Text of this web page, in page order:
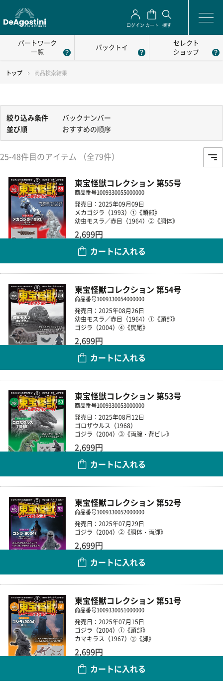
ログイン カート 探す
パートワーク
一覧
パックトイ
セレクト
ショップ
トップ 商品検索結果
絞り込み条件
バックナンバー
並び順
おすすめの順序
25-48件目のアイテム （全79件）
東宝怪獣コレクション 第55号
商品番号1009330055000000
発売日：2025年09月09日
メカゴジラ（1993）①《頭部》
幼虫モスラ／赤目（1964）②《胴体》
2,699円
カートに入れる
東宝怪獣コレクション 第54号
商品番号1009330054000000
発売日：2025年08月26日
幼虫モスラ／赤目（1964）①《頭部》
ゴジラ（2004）④《尻尾》
2,699円
カートに入れる
東宝怪獣コレクション 第53号
商品番号1009330053000000
発売日：2025年08月12日
ゴロザウルス（1968）
ゴジラ（2004）③《両腕・背ビレ》
2,699円
カートに入れる
東宝怪獣コレクション 第52号
商品番号1009330052000000
発売日：2025年07月29日
ゴジラ（2004）②《胴体・両脚》
2,699円
カートに入れる
東宝怪獣コレクション 第51号
商品番号1009330051000000
発売日：2025年07月15日
ゴジラ（2004）①《頭部》
カマキラス（1967）②《脚》
2,699円
カートに入れる